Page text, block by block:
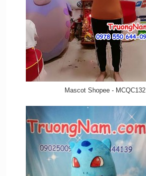
Mascot Shopee - MCQC132